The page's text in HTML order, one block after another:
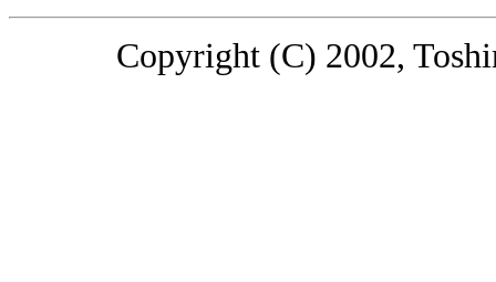
Copyright (C) 2002,